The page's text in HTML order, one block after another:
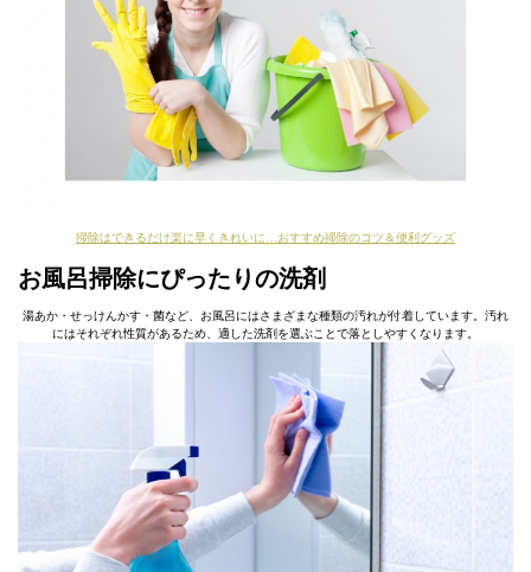
掃除はできるだけ楽に早くきれいに…おすすめ掃除のコツ＆便利グッズ
お風呂掃除にぴったりの洗剤
湯あか・せっけんかす・菌など、お風呂にはさまざまな種類の汚れが付着しています。汚れ
にはそれぞれ性質があるため、適した洗剤を選ぶことで落としやすくなります。